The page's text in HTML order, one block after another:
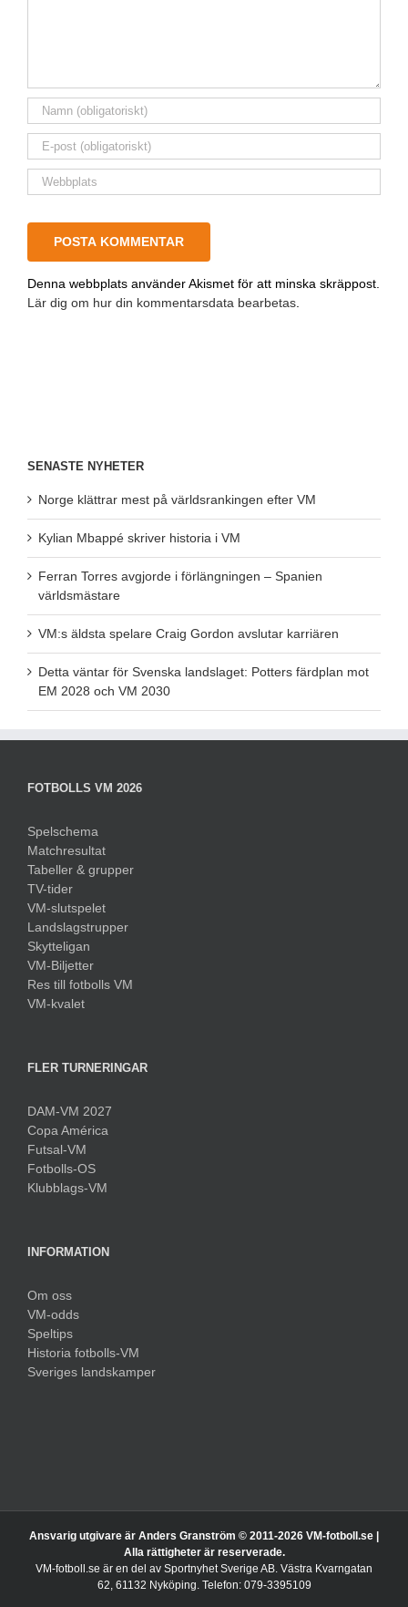
Denna webbplats använder Akismet för att minska skräppost.
Lär dig om hur din kommentarsdata bearbetas
SENASTE NYHETER
Norge klättrar mest på världsrankingen efter VM
Kylian Mbappé skriver historia i VM
Ferran Torres avgjorde i förlängningen – Spanien
världsmästare
VM:s äldsta spelare Craig Gordon avslutar karriären
Detta väntar för Svenska landslaget: Potters färdplan mot
EM 2028 och VM 2030
FOTBOLLS VM 2026
Spelschema
Matchresultat
Tabeller & grupper
TV-tider
VM-slutspelet
Landslagstrupper
Skytteligan
VM-Biljetter
Res till fotbolls VM
VM-kvalet
FLER TURNERINGAR
DAM-VM 2027
Copa América
Futsal-VM
Fotbolls-OS
Klubblags-VM
INFORMATION
Om oss
VM-odds
Speltips
Historia fotbolls-VM
Sveriges landskamper
Ansvarig utgivare är Anders Granström © 2011-2026 VM-fotboll.se |
Alla rättigheter är reserverade.
VM-fotboll.se är en del av Sportnyhet Sverige AB. Västra Kvarngatan
62, 61132 Nyköping. Telefon: 079-3395109